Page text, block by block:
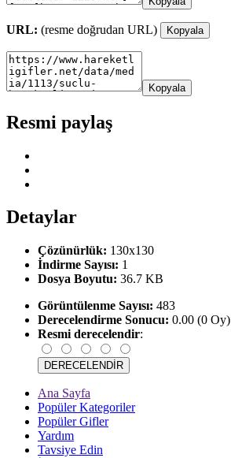
URL: (resme doğrudan URL) Kopyala
Kopyala
Resmi paylaş
Detaylar
Çözünürlük: 130x130
İndirme Sayısı: 1
Dosya Boyutu: 36.7 KB
Görüntülenme Sayısı: 483
Derecelendirme Sonucu: 0.00 (0 Oy)
Resmi derecelendir:
Ana Sayfa
Popüler Kategoriler
Popüler Gifler
Yardım
Tavsiye Edin